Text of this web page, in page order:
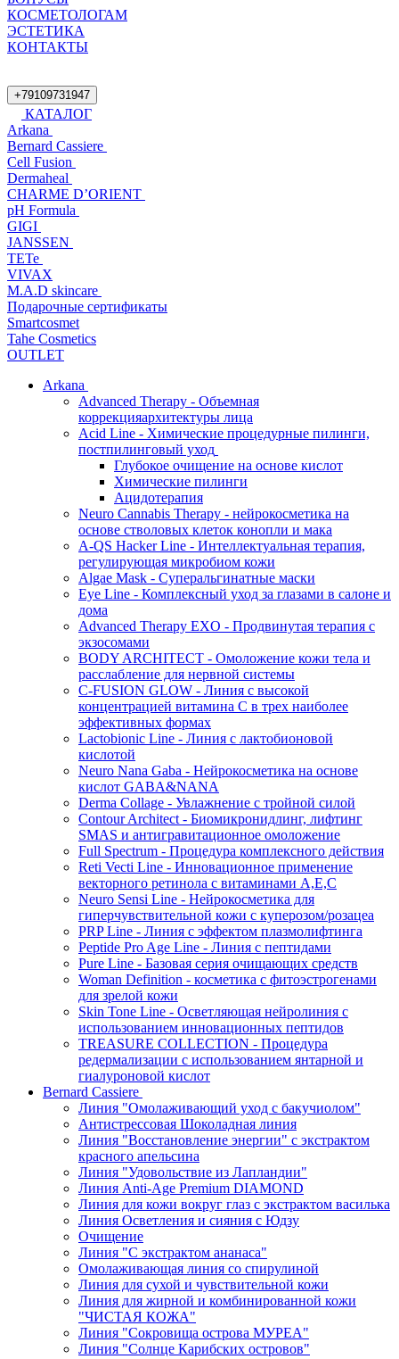
КОСМЕТОЛОГАМ
ЭСТЕТИКА
КОНТАКТЫ
+79109731947
КАТАЛОГ
Arkana
Bernard Cassiere
Cell Fusion
Dermaheal
CHARME D’ORIENT
pH Formula
GIGI
JANSSEN
TETe
VIVAX
M.A.D skincare
Подарочные сертификаты
Smartcosmet
Tahe Cosmetics
OUTLET
Arkana
Advanced Therapy - Объемная
коррекцияархитектуры лица
Acid Line - Химические процедурные пилинги,
постпилинговый уход
Глубокое очищение на основе кислот
Химические пилинги
Ацидотерапия
Neuro Cannabis Therapy - нейрокосметика на
основе стволовых клеток конопли и мака
A-QS Hacker Line - Интеллектуальная терапия,
регулирующая микробиом кожи
Algae Mask - Суперальгинатные маски
Eye Line - Комплексный уход за глазами в салоне и
дома
Advanced Therapy EXO - Продвинутая терапия с
экзосомами
BODY ARCHITECT - Омоложение кожи тела и
расслабление для нервной системы
C-FUSION GLOW - Линия с высокой
концентрацией витамина C в трех наиболее
эффективных формах
Lactobionic Line - Линия с лактобионовой
кислотой
Neuro Nana Gaba - Нейрокосметика на основе
кислот GABA&NANA
Derma Collage - Увлажнение с тройной силой
Contour Architect - Биомикронидлинг, лифтинг
SMAS и антигравитационное омоложение
Full Spectrum - Процедура комплексного действия
Reti Vecti Line - Инновационное применение
векторного ретинола с витаминами A,Е,С
Neuro Sensi Line - Нейрокосметика для
гиперчувствительной кожи с куперозом/розацеа
PRP Line - Линия с эффектом плазмолифтинга
Peptide Pro Age Line - Линия с пептидами
Pure Line - Базовая серия очищающих средств
Woman Definition - косметика с фитоэстрогенами
для зрелой кожи
Skin Tone Line - Осветляющая нейролиния с
использованием инновационных пептидов
TREASURE COLLECTION - Процедура
редермализации с использованием янтарной и
гиалуроновой кислот
Bernard Cassiere
Линия "Омолаживающий уход с бакучиолом"
Антистрессовая Шоколадная линия
Линия "Восстановление энергии" с экстрактом
красного апельсина
Линия "Удовольствие из Лапландии"
Линия Anti-Age Premium DIAMOND
Линия для кожи вокруг глаз с экстрактом василька
Линия Осветления и сияния с Юдзу
Очищение
Линия "С экстрактом ананаса"
Омолаживающая линия со спирулиной
Линия для сухой и чувствительной кожи
Линия для жирной и комбинированной кожи
"ЧИСТАЯ КОЖА"
Линия "Сокровища острова МУРЕА"
Линия "Солнце Карибских островов"